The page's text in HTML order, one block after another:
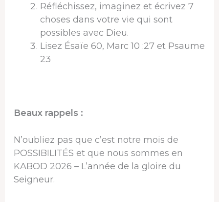
Réfléchissez, imaginez et écrivez 7
choses dans votre vie qui sont
possibles avec Dieu.
Lisez Ésaïe 60, Marc 10 :27 et Psaume
23
Beaux rappels :
N’oubliez pas que c’est notre mois de
POSSIBILITÉS et que nous sommes en
KABOD 2026 – L’année de la gloire du
Seigneur.